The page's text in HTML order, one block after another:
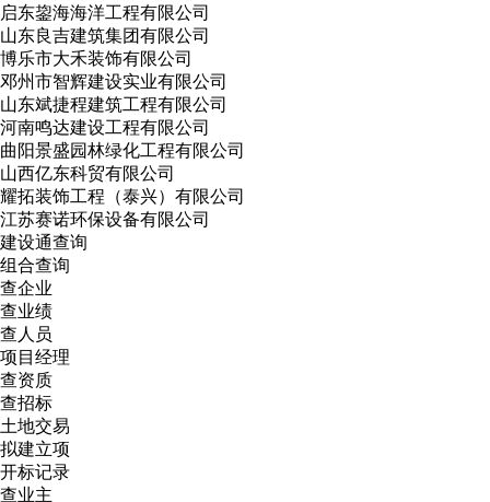
启东鋆海海洋工程有限公司
山东良吉建筑集团有限公司
博乐市大禾装饰有限公司
邓州市智辉建设实业有限公司
山东斌捷程建筑工程有限公司
河南鸣达建设工程有限公司
曲阳景盛园林绿化工程有限公司
山西亿东科贸有限公司
耀拓装饰工程（泰兴）有限公司
江苏赛诺环保设备有限公司
建设通查询
组合查询
查企业
查业绩
查人员
项目经理
查资质
查招标
土地交易
拟建立项
开标记录
查业主